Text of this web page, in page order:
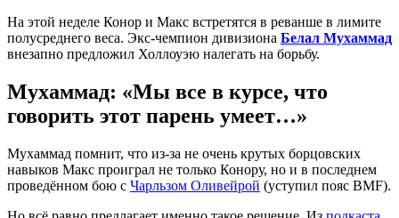
На этой неделе Конор и Макс встретятся в реванше в лимите
полусреднего веса. Экс-чемпион дивизиона Белал Мухаммад
внезапно предложил Холлоуэю налегать на борьбу.
Мухаммад: «Мы все в курсе, что
говорить этот парень умеет…»
Мухаммад помнит, что из-за не очень крутых борцовских
навыков Макс проиграл не только Конору, но и в последнем
проведённом бою с Чарльзом Оливейрой (уступил пояс BMF).